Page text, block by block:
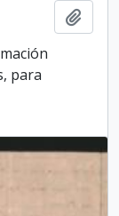
para